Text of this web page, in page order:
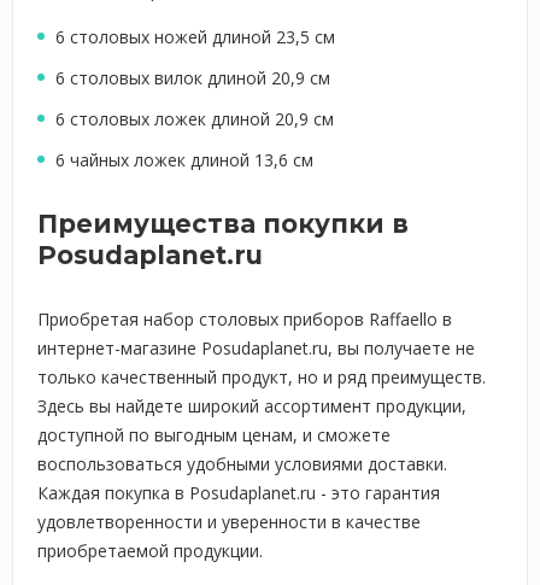
6 столовых ножей длиной 23,5 см
6 столовых вилок длиной 20,9 см
6 столовых ложек длиной 20,9 см
6 чайных ложек длиной 13,6 см
Преимущества покупки в
Posudaplanet.ru
Приобретая набор столовых приборов Raffaello в
интернет-магазине Posudaplanet.ru, вы получаете не
только качественный продукт, но и ряд преимуществ.
Здесь вы найдете широкий ассортимент продукции,
доступной по выгодным ценам, и сможете
воспользоваться удобными условиями доставки.
Каждая покупка в Posudaplanet.ru - это гарантия
удовлетворенности и уверенности в качестве
приобретаемой продукции.